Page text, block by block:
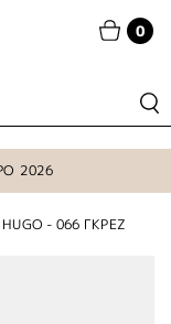
0
2026
- 066 ΓΚΡΕΖ